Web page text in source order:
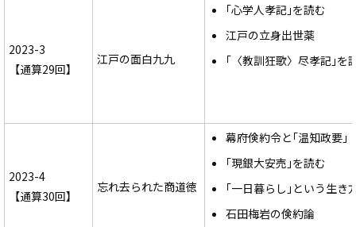
2023-3
【通算29回】
江戸の面白九九
｢心学人孝記｣を読む
江戸の立身出世薬
｢〈教訓狂歌〉尽孝記｣を
2023-4
【通算30回】
忘れ去られた商道徳
幕府倹約令と｢温知政要｣
｢現銀大安売｣を読む
｢一日暮らし｣という生き
石田梅岩の倹約論